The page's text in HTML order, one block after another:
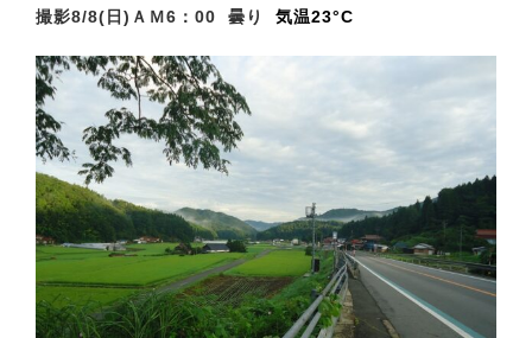
撮影8/8(日)ＡＭ6 ：00 曇り 気温23°C